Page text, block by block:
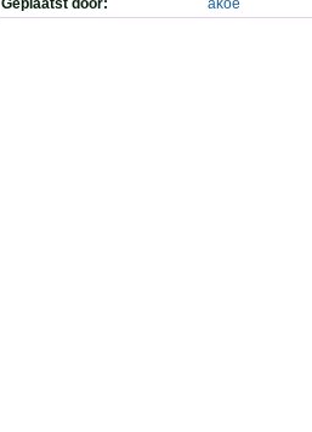
Geplaatst door: akoe